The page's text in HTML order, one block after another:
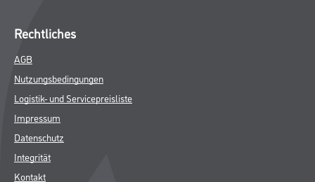
Rechtliches
AGB
Nutzungsbedingungen
Logistik- und Servicepreisliste
Impressum
Datenschutz
Integrität
Kontakt